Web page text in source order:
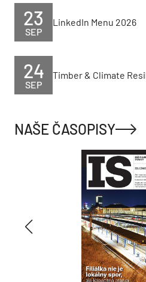
SEP
23 LinkedIn Menu 2026
SEP
24 Timber & Climate
NAŠE ČASOPISY